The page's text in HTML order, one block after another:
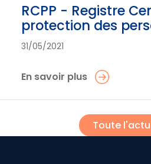
RCPP - Registre
protection des
31/05/2021
En savoir plus
Toute